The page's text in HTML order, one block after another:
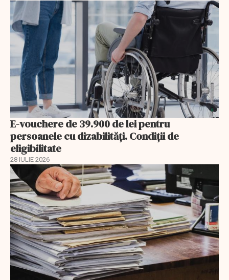
E-vouchere de 39.900 de lei pentru
persoanele cu dizabilități. Condiții de
eligibilitate
28 IULIE 2026